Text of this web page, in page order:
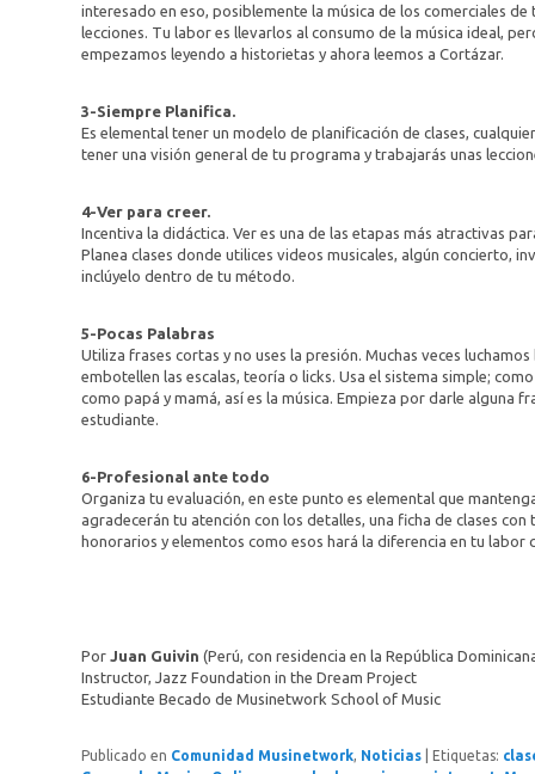
interesado en eso, posiblemente la música de los comerciales
lecciones. Tu labor es llevarlos al consumo de la música ideal,
empezamos leyendo a historietas y ahora leemos a Cortázar.
3-Siempre Planifica.
Es elemental tener un modelo de planificación de clases,
tener una visión general de tu programa y trabajarás unas
4-Ver para creer.
Incentiva la didáctica. Ver es una de las etapas más atractivas
Planea clases donde utilices videos musicales, algún concierto,
inclúyelo dentro de tu método.
5-Pocas Palabras
Utiliza frases cortas y no uses la presión. Muchas veces
embotellen las escalas, teoría o licks. Usa el sistema simple;
como papá y mamá, así es la música. Empieza por darle alguna
estudiante.
6-Profesional ante todo
Organiza tu evaluación, en este punto es elemental que
agradecerán tu atención con los detalles, una ficha de clases
honorarios y elementos como esos hará la diferencia en tu labor
PorJuan Guivin (Perú, con residencia en la República
Instructor, Jazz Foundation in the Dream Project
Estudiante Becado de Musinetwork School of Music
Publicado en Comunidad Musinetwork, Noticias Etiquetas: